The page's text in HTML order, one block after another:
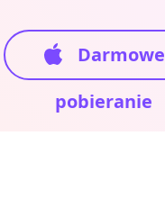
Darmowe
pobieranie